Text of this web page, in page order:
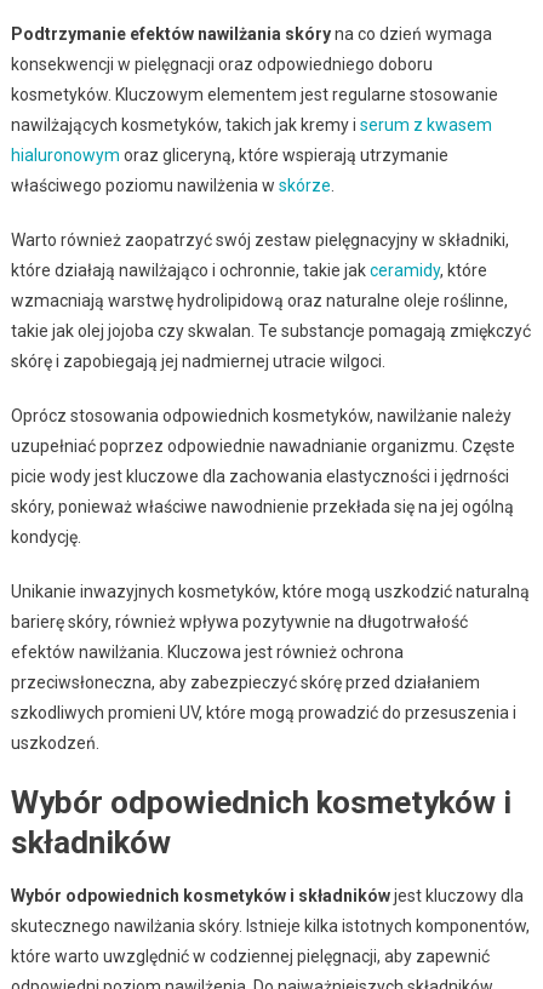
Podtrzymanie efektów nawilżania skóryna co dzień wymaga
konsekwencji w pielęgnacji oraz odpowiedniego doboru
kosmetyków. Kluczowym elementem jest regularne stosowanie
nawilżających kosmetyków, takich jak kremy i serum z kwasem
hialuronowym oraz gliceryną, które wspierają utrzymanie
właściwego poziomu nawilżenia w skórze
Warto również zaopatrzyć swój zestaw pielęgnacyjny w składniki,
które działają nawilżająco i ochronnie, takie jakceramidy, które
wzmacniają warstwę hydrolipidową oraz naturalne oleje roślinne,
takie jak olej jojoba czy skwalan. Te substancje pomagają zmiękczyć
skórę i zapobiegają jej nadmiernej utracie wilgoci.
Oprócz stosowania odpowiednich kosmetyków, nawilżanie należy
uzupełniać poprzez odpowiednie nawadnianie organizmu. Częste
picie wody jest kluczowe dla zachowania elastyczności i jędrności
skóry, ponieważ właściwe nawodnienie przekłada się na jej ogólną
kondycję.
Unikanie inwazyjnych kosmetyków, które mogą uszkodzić naturalną
barierę skóry, również wpływa pozytywnie na długotrwałość
efektów nawilżania. Kluczowa jest również ochrona
przeciwsłoneczna, aby zabezpieczyć skórę przed działaniem
szkodliwych promieni UV, które mogą prowadzić do przesuszenia i
uszkodzeń.
Wybór odpowiednich kosmetyków i
składników
Wybór odpowiednich kosmetyków i składnikówjest kluczowy dla
skutecznego nawilżania skóry. Istnieje kilka istotnych komponentów,
które warto uwzględnić w codziennej pielęgnacji, aby zapewnić